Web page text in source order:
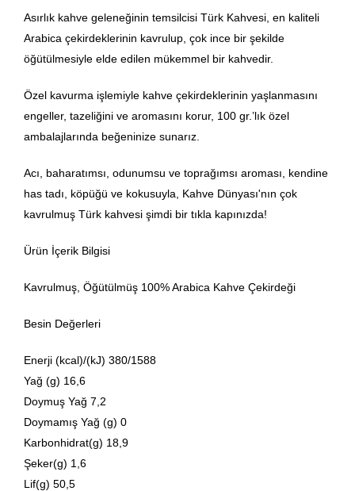
Asırlık kahve geleneğinin temsilcisi Türk Kahvesi, en kaliteli
Arabica çekirdeklerinin kavrulup, çok ince bir şekilde
öğütülmesiyle elde edilen mükemmel bir kahvedir.
Özel kavurma işlemiyle kahve çekirdeklerinin yaşlanmasını
engeller, tazeliğini ve aromasını korur, 100 gr.’lık özel
ambalajlarında beğeninize sunarız.
Acı, baharatımsı, odunumsu ve toprağımsı aroması, kendine
has tadı, köpüğü ve kokusuyla, Kahve Dünyası'nın çok
kavrulmuş Türk kahvesi şimdi bir tıkla kapınızda!
Ürün İçerik Bilgisi
Kavrulmuş, Öğütülmüş 100% Arabica Kahve Çekirdeği
Besin Değerleri
Enerji (kcal)/(kJ) 380/1588
Yağ (g) 16,6
Doymuş Yağ 7,2
Doymamış Yağ (g) 0
Karbonhidrat(g) 18,9
Şeker(g) 1,6
Lif(g) 50,5